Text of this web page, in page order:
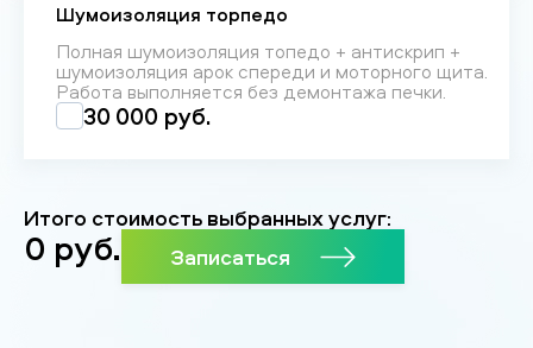
Шумоизоляция торпедо
Полная шумоизоляция топедо + антискрип +
шумоизоляция арок спереди и моторного щита.
Работа выполняется без демонтажа печки.
30 000 руб.
Итого стоимость выбранных услуг:
0 руб. Записаться